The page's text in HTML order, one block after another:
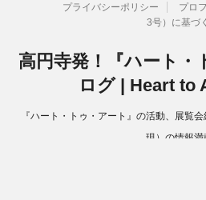
プライバシーポリシー プロ
3号）に基づ
高円寺発！『ハート・
ログ | Heart to
『ハート・トゥ・アート』の活動、展覧
現）の情報満